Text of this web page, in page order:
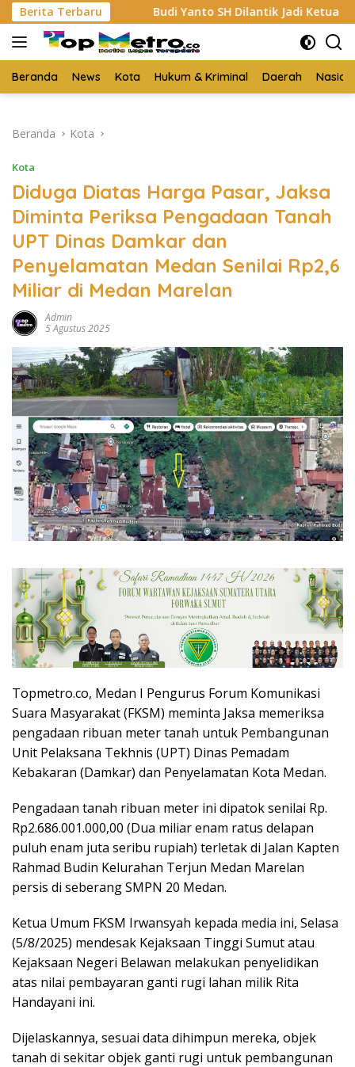
Langsung
ke
konten
Berita TerbaruBudi Yanto SH Dilantik Jadi Ketua Forum
Beranda News Kota Hukum & Kriminal Daerah
Beranda Kota
Kota
Diduga Diatas Harga Pasar, Jaksa
Diminta Periksa Pengadaan Tanah
UPT Dinas Damkar dan
Penyelamatan Medan Senilai Rp2,6
Miliar di Medan Marelan
Admin
5 Agustus 2025
Topmetro.co, Medan I Pengurus Forum Komunikasi
Suara Masyarakat (FKSM) meminta Jaksa memeriksa
pengadaan ribuan meter tanah untuk Pembangunan
Unit Pelaksana Tekhnis (UPT) Dinas Pemadam
Kebakaran (Damkar) dan Penyelamatan Kota Medan.
Pengadaan tanah ribuan meter ini dipatok senilai Rp.
Rp2.686.001.000,00 (Dua miliar enam ratus delapan
puluh enam juta seribu rupiah) terletak di Jalan Kapten
Rahmad Budin Kelurahan Terjun Medan Marelan
persis di seberang SMPN 20 Medan.
Ketua Umum FKSM Irwansyah kepada media ini, Selasa
(5/8/2025) mendesak Kejaksaan Tinggi Sumut atau
Kejaksaan Negeri Belawan melakukan penyelidikan
atas nilai pembayaran ganti rugi lahan milik Rita
Handayani ini.
Dijelaskannya, sesuai data dihimpun mereka, objek
tanah di sekitar objek ganti rugi untuk pembangunan